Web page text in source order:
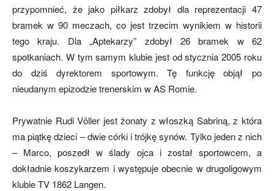
przypomnieć, że jako piłkarz zdobył dla reprezentacji 47
bramek w 90 meczach, co jest trzecim wynikiem w historii
tego kraju. Dla „Aptekarzy” zdobył 26 bramek w 62
spotkaniach. W tym samym klubie jest od stycznia 2005 roku
do dziś dyrektorem sportowym. Tę funkcję objął po
nieudanym epizodzie trenerskim w AS Romie.
Prywatnie Rudi Völler jest żonaty z włoszką Sabriną, z która
ma piątkę dzieci – dwie córki i trójkę synów. Tylko jeden z nich
– Marco, poszedł w ślady ojca i został sportowcem, a
dokładnie koszykarzem i występuje obecnie w drugoligowym
klubie TV 1862 Langen.